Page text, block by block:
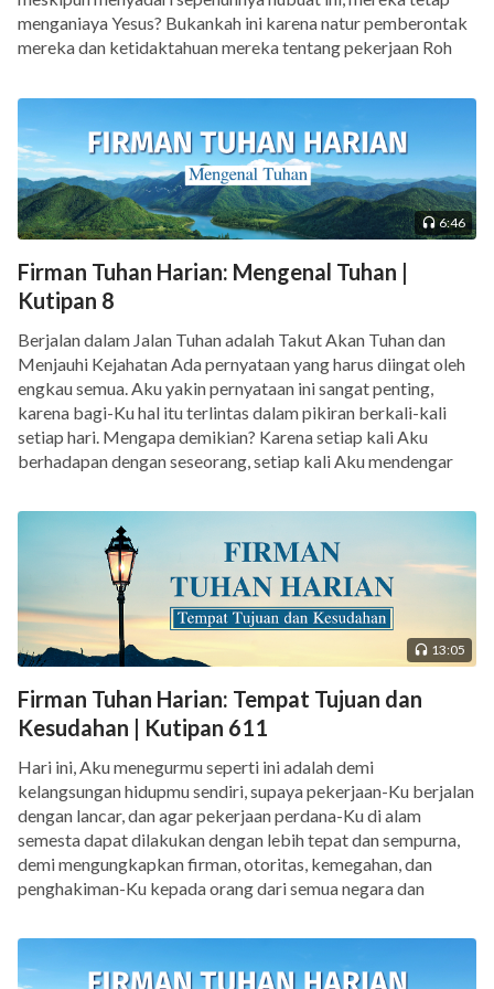
manusia, tidak ada pribadi lain yang dapat
menggantikan Dia dalam tahap pekerjaan ini, karena
langsung melawan Iblis. Seandainya manusia
melakukan pekerjaan ini atas nama Tuhan, ketika
manusia berdiri di hadapan Iblis, Iblis tidak akan
menyerah, dan manusia tidak mungkin
mengalahkannya. Harus Tuhan yang berinkarnasi
yang datang untuk mengalahkan Iblis, karena hakikat
Tuhan yang berinkarnasi tetaplah Tuhan, Dia tetaplah
hidup manusia, dan Dia tetaplah Sang Pencipta. Apa
pun yang terjadi, identitas dan hakikat-Nya tidak akan
berubah. Dan karena itu, Dia mengenakan daging dan
melakukan pekerjaan untuk membuat Iblis menyerah
total. Selama tahap pekerjaan di akhir zaman,
diperintahkan untuk menyampaikan firman secara
langsung, maka dia tidak akan dapat
menyampaikannya, dan jika nubuat disampaikan, maka
nubuat ini tidak akan mampu menaklukkan manusia.
Dengan mengenakan daging, Tuhan datang untuk
total. Pada saat Dia benar-benar mengalahkan Iblis,
sepenuhnya menaklukkan manusia, dan sepenuhnya
mendapatkan manusia, tahap pekerjaan ini selesai dan
keberhasilan tercapai. Dalam pengelolaan Tuhan,
manusia tidak dapat menggantikan Tuhan. Terutama,
pekerjaan memimpin zaman dan meluncurkan
pekerjaan baru bahkan lebih perlu secara pribadi
dilakukan oleh Tuhan itu sendiri. Memberi wahyu
kepada manusia dan memberinya nubuat dapat
menganiaya Yesus? Bukankah ini karena natur pemberontak
mereka dan ketidaktahuan mereka tentang pekerjaan Roh
pekerjaan Yesus berbeda dari […]
6:46
Firman Tuhan Harian: Mengenal Tuhan |
Kutipan 8
Berjalan dalam Jalan Tuhan adalah Takut Akan Tuhan dan
Menjauhi Kejahatan Ada pernyataan yang harus diingat oleh
engkau semua. Aku yakin pernyataan ini sangat penting,
karena bagi-Ku hal itu terlintas dalam pikiran berkali-kali
setiap hari. Mengapa demikian? Karena setiap kali Aku
berhadapan dengan seseorang, setiap kali Aku mendengar
13:05
Firman Tuhan Harian: Tempat Tujuan dan
Kesudahan | Kutipan 611
Hari ini, Aku menegurmu seperti ini adalah demi
kelangsungan hidupmu sendiri, supaya pekerjaan-Ku berjalan
dengan lancar, dan agar pekerjaan perdana-Ku di alam
semesta dapat dilakukan dengan lebih tepat dan sempurna,
demi mengungkapkan firman, otoritas, kemegahan, dan
penghakiman-Ku kepada orang dari semua negara dan
sekalian adalah awal dari […]